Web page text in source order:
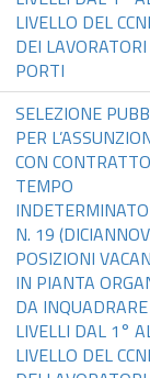
LIVELLO DEL
DEI
PORTI
SELEZIONE
PER
CON
TEMPO
N. 19
POSIZIONI
IN PIANTA
DA
LIVELLI DAL 1°
LIVELLO DEL